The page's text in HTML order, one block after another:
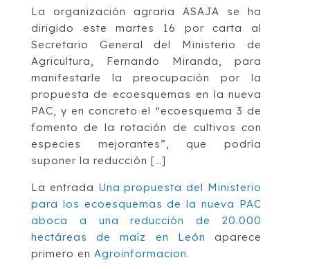
La organización agraria ASAJA se ha
dirigido este martes 16 por carta al
Secretario General del Ministerio de
Agricultura, Fernando Miranda, para
manifestarle la preocupación por la
propuesta de ecoesquemas en la nueva
PAC, y en concreto el “ecoesquema 3 de
fomento de la rotación de cultivos con
especies mejorantes”, que podría
suponer la reducción […]
La entrada Una propuesta del Ministerio
para los ecoesquemas de la nueva PAC
aboca a una reducción de 20.000
hectáreas de maíz en León
aparece
primero en Agroinformacion.